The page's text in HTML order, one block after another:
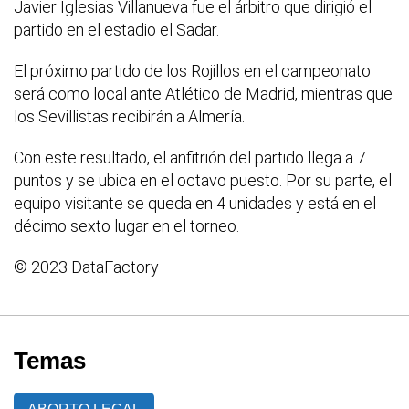
Javier Iglesias Villanueva fue el árbitro que dirigió el
partido en el estadio el Sadar.
El próximo partido de los Rojillos en el campeonato
será como local ante Atlético de Madrid, mientras que
los Sevillistas recibirán a Almería.
Con este resultado, el anfitrión del partido llega a 7
puntos y se ubica en el octavo puesto. Por su parte, el
equipo visitante se queda en 4 unidades y está en el
décimo sexto lugar en el torneo.
© 2023 DataFactory
Temas